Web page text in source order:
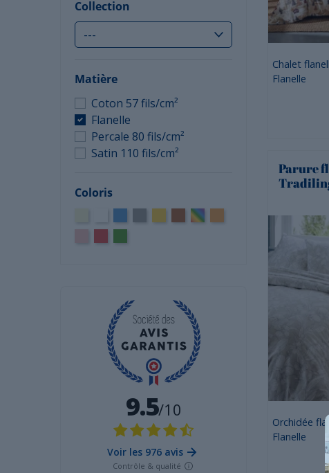
Collection
Matière
Coton 57 fils/cm²
Flanelle
Percale 80 fils/cm²
Satin 110 fils/cm²
Coloris
Chalet
Flanelle
Parure
Orchidée
Flanelle